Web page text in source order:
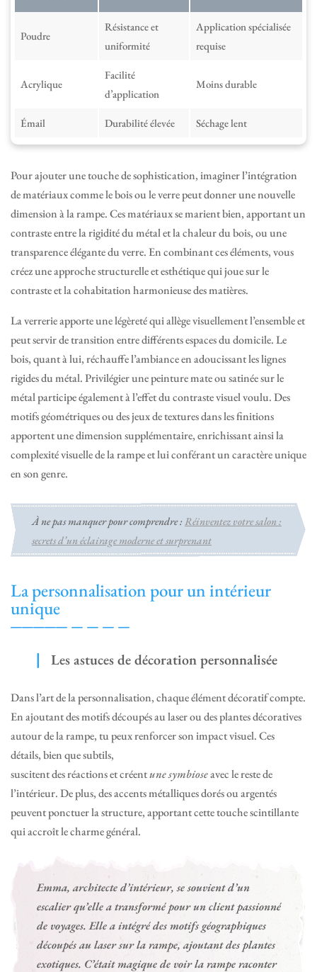
Poudre
Résistance et
uniformité
Application spécialisée
requise
Acrylique
Facilité
d’application
Moins durable
Émail Durabilité élevée Séchage lent
Pour ajouter une touche de sophistication, imaginer l’intégration
de matériaux comme le bois ou le verre peut donner une nouvelle
dimension à la rampe. Ces matériaux se marient bien, apportant un
contraste entre la rigidité du métal et la chaleur du bois, ou une
transparence élégante du verre. En combinant ces éléments, vous
créez une approche structurelle et esthétique qui joue sur le
contraste et la cohabitation harmonieuse des matières.
La verrerie apporte une légèreté qui allège visuellement l’ensemble et
peut servir de transition entre différents espaces du domicile. Le
bois, quant à lui, réchauffe l’ambiance en adoucissant les lignes
rigides du métal. Privilégier une peinture mate ou satinée sur le
métal participe également à l’effet du contraste visuel voulu. Des
motifs géométriques ou des jeux de textures dans les finitions
apportent une dimension supplémentaire, enrichissant ainsi la
complexité visuelle de la rampe et lui conférant un caractère unique
en son genre.
À ne pas manquer pour comprendre : Réinventez votre salon :
secrets d’un éclairage moderne et surprenant
La personnalisation pour un intérieur
unique
Les astuces de décoration personnalisée
Dans l’art de la personnalisation, chaque élément décoratif compte.
En ajoutant des motifs découpés au laser ou des plantes décoratives
autour de la rampe, tu peux renforcer son impact visuel. Ces
détails, bien que subtils,
suscitent des réactions et créentune symbioseavec le reste de
l’intérieur. De plus, des accents métalliques dorés ou argentés
peuvent ponctuer la structure, apportant cette touche scintillante
qui accroît le charme général.
Emma, architecte d’intérieur, se souvient d’un
escalier qu’elle a transformé pour un client passionné
de voyages. Elle a intégré des motifs géographiques
découpés au laser sur la rampe, ajoutant des plantes
exotiques. C’était magique de voir la rampe raconter